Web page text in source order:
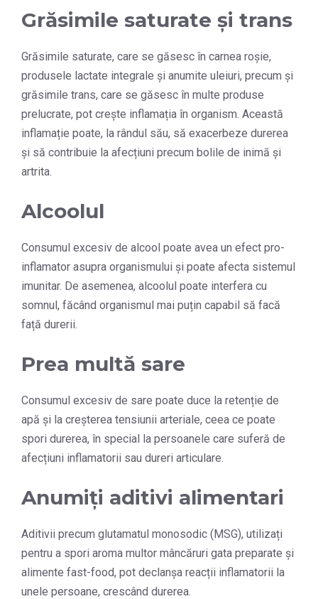
Grăsimile saturate și trans
Grăsimile saturate, care se găsesc în carnea roșie,
produsele lactate integrale și anumite uleiuri, precum și
grăsimile trans, care se găsesc în multe produse
prelucrate, pot crește inflamația în organism. Această
inflamație poate, la rândul său, să exacerbeze durerea
și să contribuie la afecțiuni precum bolile de inimă și
artrita.
Alcoolul
Consumul excesiv de alcool poate avea un efect pro-
inflamator asupra organismului și poate afecta sistemul
imunitar. De asemenea, alcoolul poate interfera cu
somnul, făcând organismul mai puțin capabil să facă
față durerii.
Prea multă sare
Consumul excesiv de sare poate duce la retenție de
apă și la creșterea tensiunii arteriale, ceea ce poate
spori durerea, în special la persoanele care suferă de
afecțiuni inflamatorii sau dureri articulare.
Anumiți aditivi alimentari
Aditivii precum glutamatul monosodic (MSG), utilizați
pentru a spori aroma multor mâncăruri gata preparate și
alimente fast-food, pot declanșa reacții inflamatorii la
unele persoane, crescând durerea.